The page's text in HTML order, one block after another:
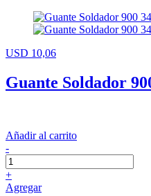
USD 10,06
Guante Soldador
Añadir al carrito
-
+
Agregar